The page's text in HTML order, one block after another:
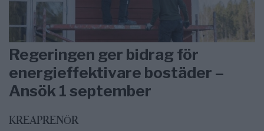
Regeringen ger bidrag för
energieffektivare bostäder –
Ansök 1 september
KREAPRENÖR